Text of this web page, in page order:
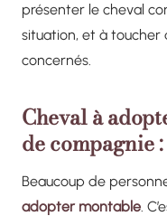
présenter le cheval
situation, et à
concernés.
Cheval à
de compagnie
Beaucoup de
adopter montable.